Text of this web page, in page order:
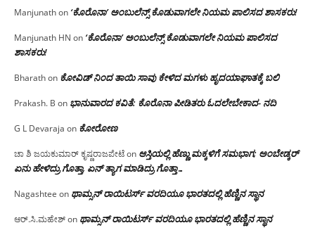
Manjunathon ‘ಕೊರೊನಾ’ ಅಂಬುಲೆನ್ಸ್ ಕೊಡುವಾಗಲೇ ನಿಯಮ ಪಾಲಿಸದ ಶಾಸಕರು!
Manjunath HN on ‘ಕೊರೊನಾ’ ಅಂಬುಲೆನ್ಸ್ ಕೊಡುವಾಗಲೇ ನಿಯಮ ಪಾಲಿಸದ
ಶಾಸಕರು!
Bharathon ಕೋವಿಡ್ ನಿಂದ ತಾಯಿ ಸಾವು ಕೇಳಿದ ಮಗಳು ಹೃದಯಾಘಾತಕ್ಕೆ ಬಲಿ
Prakash. B on ಭಾನುವಾರದ ಕವಿತೆ: ಕೊರೊನಾ ಪೀಡಿತರು ಓದಲೇಬೇಕಾದ- ನದಿ
G L Devaraja on ಕೋರೋಣ
ಚಾ ಶಿ ಜಯಕುಮಾರ್ ಕೃಷ್ಣರಾಜಪೇಟೆon ಆಸ್ತಿಯಲ್ಲಿ ಹೆಣ್ಣು ಮಕ್ಕಳಿಗೆ ಸಮಭಾಗ; ಅಂಬೇಡ್ಕರ್
ಏನು ಹೇಳಿದ್ರು ಗೊತ್ತಾ, ಏನ್ ತ್ಯಾಗ ಮಾಡಿದ್ರು ಗೊತ್ತಾ…
Nagashtee on ಥಾಮ್ಸನ್ ರಾಯಿಟರ್ಸ್ ವರದಿಯೂ ಭಾರತದಲ್ಲಿ ಹೆಣ್ಣಿನ ಸ್ಥಾನ‌
ಆರ್.ಸಿ.ಮಹೇಶ್on ಥಾಮ್ಸನ್ ರಾಯಿಟರ್ಸ್ ವರದಿಯೂ ಭಾರತದಲ್ಲಿ ಹೆಣ್ಣಿನ ಸ್ಥಾನ‌